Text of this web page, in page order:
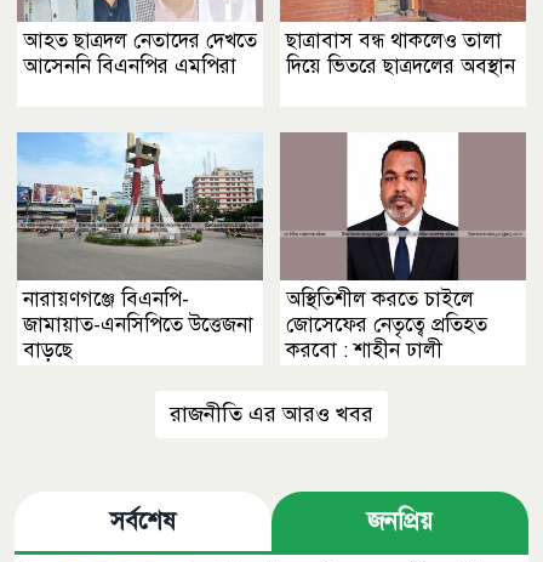
আহত ছাত্রদল নেতাদের দেখতে
আসেননি বিএনপির এমপিরা
ছাত্রাবাস বন্ধ থাকলেও তালা
দিয়ে ভিতরে ছাত্রদলের অবস্থান
নারায়ণগঞ্জে বিএনপি-
জামায়াত-এনসিপিতে উত্তেজনা
বাড়ছে
অস্থিতিশীল করতে চাইলে
জোসেফের নেতৃত্বে প্রতিহত
করবো : শাহীন ঢালী
রাজনীতি এর আরও খবর
সর্বশেষ জনপ্রিয়